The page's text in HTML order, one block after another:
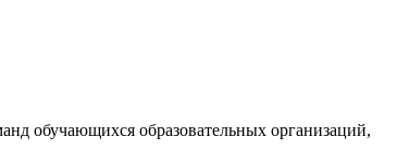
обучающихся образовательных организаций,